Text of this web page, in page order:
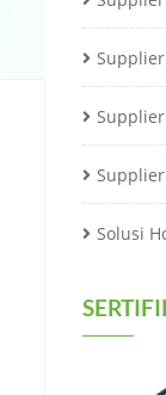
Supplier
Solusi